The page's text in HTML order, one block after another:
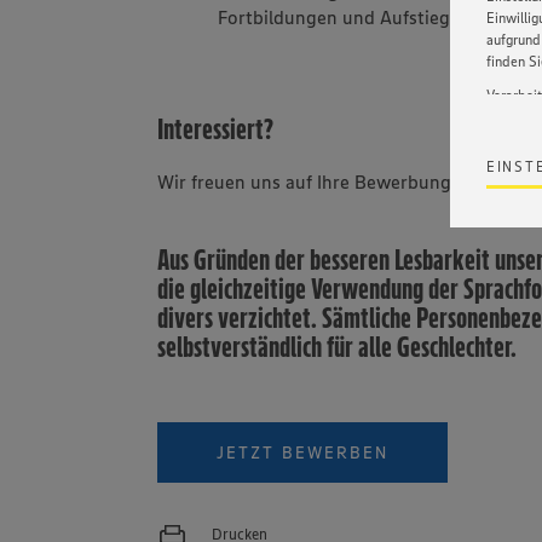
finden
Wir
ohne
Satz 1
wissen
Policy
Fortbildungen und
Interessiert?
Wir freuen uns auf Ihre Bewerbung.
Aus Gründen der besseren Lesbarkeit
die gleichzeitige Verwendung der
divers verzichtet. Sämtliche
selbstverständlich für alle Geschlechter.
JETZT BEWERBEN
Drucken